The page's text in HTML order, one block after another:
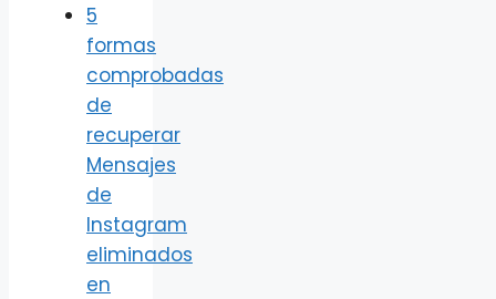
5
formas
comprobadas
de
recuperar
Mensajes
de
Instagram
eliminados
en